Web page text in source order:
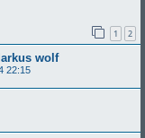
1 2
wolf
22:15